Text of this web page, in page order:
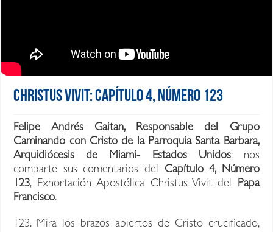
Christus Vivit: Capítulo 4, Número 123
Felipe Andrés Gaitan, Responsable del Grupo
Caminando con Cristo de la Parroquia Santa Barbara,
Arquidiócesis de Miami- Estados Unidos; nos
comparte sus comentarios del Capítulo 4, Número
123, Exhortación Apostólica Christus Vivit del Papa
Francisco.
123. Mira los brazos abiertos de Cristo crucificado,